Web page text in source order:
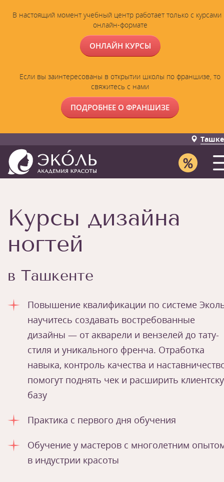
В настоящий момент учебный центр работает только с курсами
онлайн-формате
ОНЛАЙН КУРСЫ
Если вы заинтересованы в открытии школы по франшизе, то
свяжитесь с нами
ПОДРОБНЕЕ О ФРАНШИЗЕ
Курсы дизайна
ногтей
в Ташкенте
Повышение квалификации по системе
научитесь создавать востребованные
дизайны — от акварели и вензелей до тату-
стиля и уникального френча. Отработка
навыка, контроль качества и
помогут поднять чек и расширить
базу
Практика с первого дня обучения
Обучение у мастеров с многолетним
в индустрии красоты